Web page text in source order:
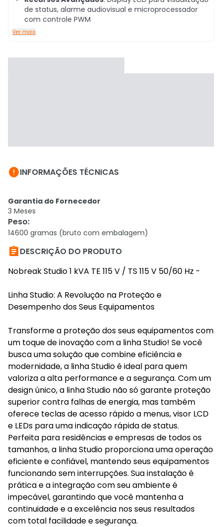
de status, alarme audiovisual e microprocessador
com controle PWM
Ver mais
INFORMAÇÕES TÉCNICAS
Garantia do Fornecedor
3 Meses
Peso:
14600 gramas (bruto com embalagem)
DESCRIÇÃO DO PRODUTO
Nobreak Studio 1 kVA TE 115 V / TS 115 V 50/60 Hz -
Linha Studio: A Revolução na Proteção e
Desempenho dos Seus Equipamentos
Transforme a proteção dos seus equipamentos com
um toque de inovação com a linha Studio! Se você
busca uma solução que combine eficiência e
modernidade, a linha Studio é ideal para quem
valoriza a alta performance e a segurança. Com um
design único, a linha Studio não só garante proteção
superior contra falhas de energia, mas também
oferece teclas de acesso rápido a menus, visor LCD
e LEDs para uma indicação rápida de status.
Perfeita para residências e empresas de todos os
tamanhos, a linha Studio proporciona uma operação
eficiente e confiável, mantendo seus equipamentos
funcionando sem interrupções. Sua instalação é
prática e a integração com seu ambiente é
impecável, garantindo que você mantenha a
continuidade e a excelência nos seus resultados
com total facilidade e segurança.